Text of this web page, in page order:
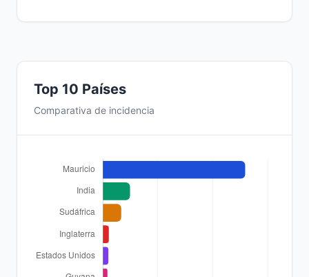
Top 10 Países
Comparativa de incidencia